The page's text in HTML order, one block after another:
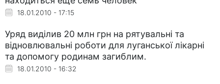
18.01.2010 - 17:15
Уряд виділив 20 млн грн на рятувальні та
відновлювальні роботи для луганської лікарні
та допомогу родинам загиблим.
18.01.2010 - 16:32